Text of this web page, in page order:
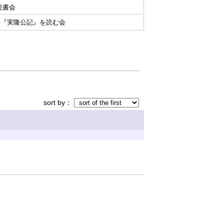
書会
実隆公記』を読む会
sort by